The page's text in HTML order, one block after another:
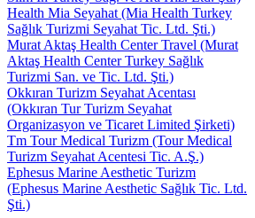
Health Mia Seyahat (Mia Health Turkey
Sağlık Turizmi Seyahat Tic. Ltd. Şti.)
Murat Aktaş Health Center Travel (Murat
Aktaş Health Center Turkey Sağlık
Turizmi San. ve Tic. Ltd. Şti.)
Okkıran Turizm Seyahat Acentası
(Okkıran Tur Turizm Seyahat
Organizasyon ve Ticaret Limited Şirketi)
Tm Tour Medical Turizm (Tour Medical
Turizm Seyahat Acentesi Tic. A.Ş.)
Ephesus Marine Aesthetic Turizm
(Ephesus Marine Aesthetic Sağlık Tic. Ltd.
Şti.)